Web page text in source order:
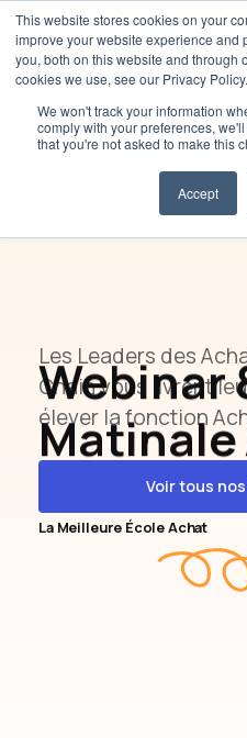
This website stores cookies on your
improve your website experience and
you, both on this website and through
cookies we use, see our Privacy Policy.
We won't track your information
comply with your preferences,
that you're not asked to make this
Accept
Les Achats Disséqués
Webinar
Les Leaders des
Chain vous livrent
élever la fonction
Voir tous
La Meilleure École Achat